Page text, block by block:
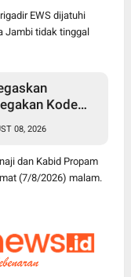
EWS dijatuhi
Jambi tidak tinggal
Kode
Polri
08, 2026
dan Kabid Propam
(7/8/2026) malam.